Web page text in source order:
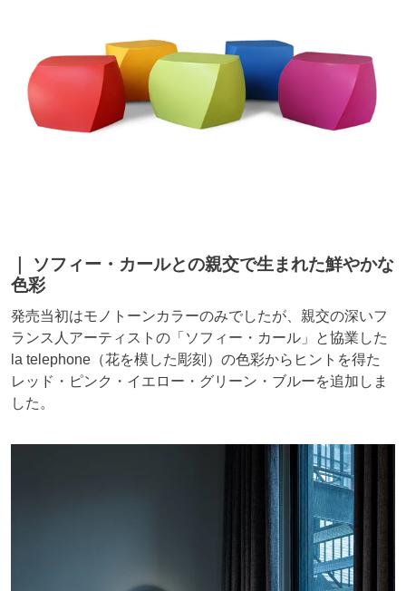
ソフィー・カールとの親交で生まれた鮮やかな
色彩
発売当初はモノトーンカラーのみでしたが、親交の深いフ
ランス人アーティストの「ソフィー・カール」と協業した
la telephone（花を模した彫刻）の色彩からヒントを得た
レッド・ピンク・イエロー・グリーン・ブルーを追加しま
した。